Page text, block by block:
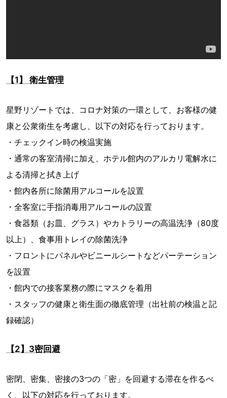
【1】 衛生管理
星野リゾートでは、コロナ対策の一環として、お客様の健
康と公衆衛生を考慮し、以下の対応を行っております。
・チェックイン時の検温実施
・通常の客室清掃に加え、ホテル館内のアルカリ電解水に
よる清掃と拭き上げ
・館内各所に除菌用アルコールを設置
・全客室に手指消毒用アルコールの設置
・食器類（お皿、グラス）やカトラリーの高温洗浄（80度
以上）、食事用トレイの除菌洗浄
・フロントにパネルやビニールシートなどパーテーション
を設置
・館内での接客業務の際にマスクを着用
・スタッフの健康と衛生面の徹底管理（出社前の検温と記
録確認）
【2】3密回避
密閉、密集、密接の3つの「密」を回避する滞在を作るべ
く、以下の対応を行っております。